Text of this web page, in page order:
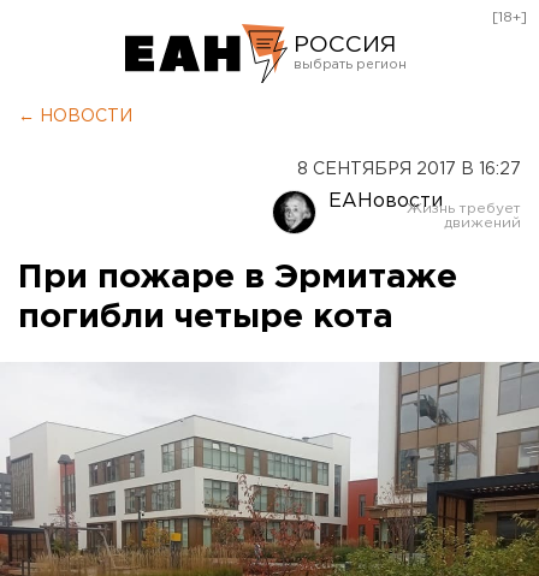
РОССИЯ
Оренбург
[18+]
← НОВОСТИ
8 СЕНТЯБРЯ 2017 В 16:27
ЕАНовости
При пожаре в Эрмитаже
погибли четыре кота